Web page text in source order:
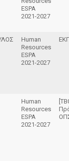
ESPA
2021-2027
Human
Resources
ESPA
2021-2027
Human
Resources
ESPA
2021-2027